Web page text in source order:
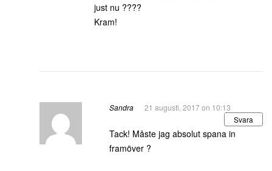
just nu ????
Kram!
Sandra
21 augusti, 2017 on 10:13
Svara
Tack! Måste jag absolut spana in
framöver ?